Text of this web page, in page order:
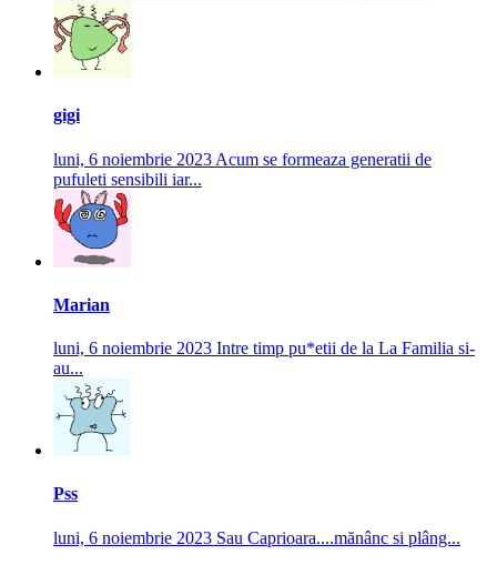
gigi
luni, 6 noiembrie 2023 Acum se formeaza generatii de
pufuleti sensibili iar...
Marian
luni, 6 noiembrie 2023 Intre timp pu*etii de la La Familia si-
au...
Pss
luni, 6 noiembrie 2023 Sau Caprioara....mănânc si plâng...